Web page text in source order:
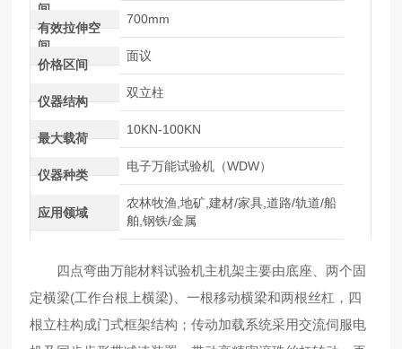
间
有效拉伸空
间
700mm
价格区间
面议
仪器结构
双立柱
最大载荷
10KN-100KN
仪器种类
电子万能试验机（WDW）
应用领域
农林牧渔,地矿,建材/家具,道路/轨道/船
舶,钢铁/金属
四点弯曲万能材料试验机主机架主要由底座、两个固
定横梁(工作台根上横梁)、一根移动横梁和两根丝杠，四
根立柱构成门式框架结构；传动加载系统采用交流伺服电